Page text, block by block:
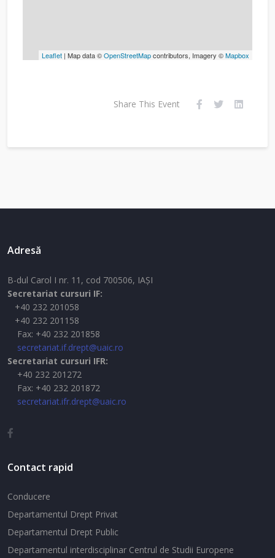
Leaflet | Map data ©OpenStreetMapcontributors, Imagery ©Mapbox
Share This Event
Adresă
B-dul Carol I nr. 11, cod 700506, IAŞI
Secretariat cursuri IF:
+40 232 201058
+40 232 201158
Fax: +40 232 201858
secretariat.if.drept@uaic.ro
Secretariat cursuri IFR:
+40 232 201272
Fax: +40 232 201872
secretariat.ifr.drept@uaic.ro
Contact rapid
Conducere
Departamentul Drept Privat
Departamentul Drept Public
Departamentul interdisciplinar Centrul de Studii Europene